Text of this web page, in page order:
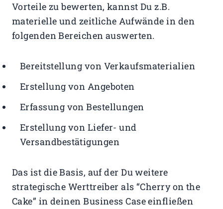
Vorteile zu bewerten, kannst Du z.B.
materielle und zeitliche Aufwände in den
folgenden Bereichen auswerten.
Bereitstellung von Verkaufsmaterialien
Erstellung von Angeboten
Erfassung von Bestellungen
Erstellung von Liefer- und
Versandbestätigungen
Das ist die Basis, auf der Du weitere
strategische Werttreiber als “Cherry on the
Cake” in deinen Business Case einfließen